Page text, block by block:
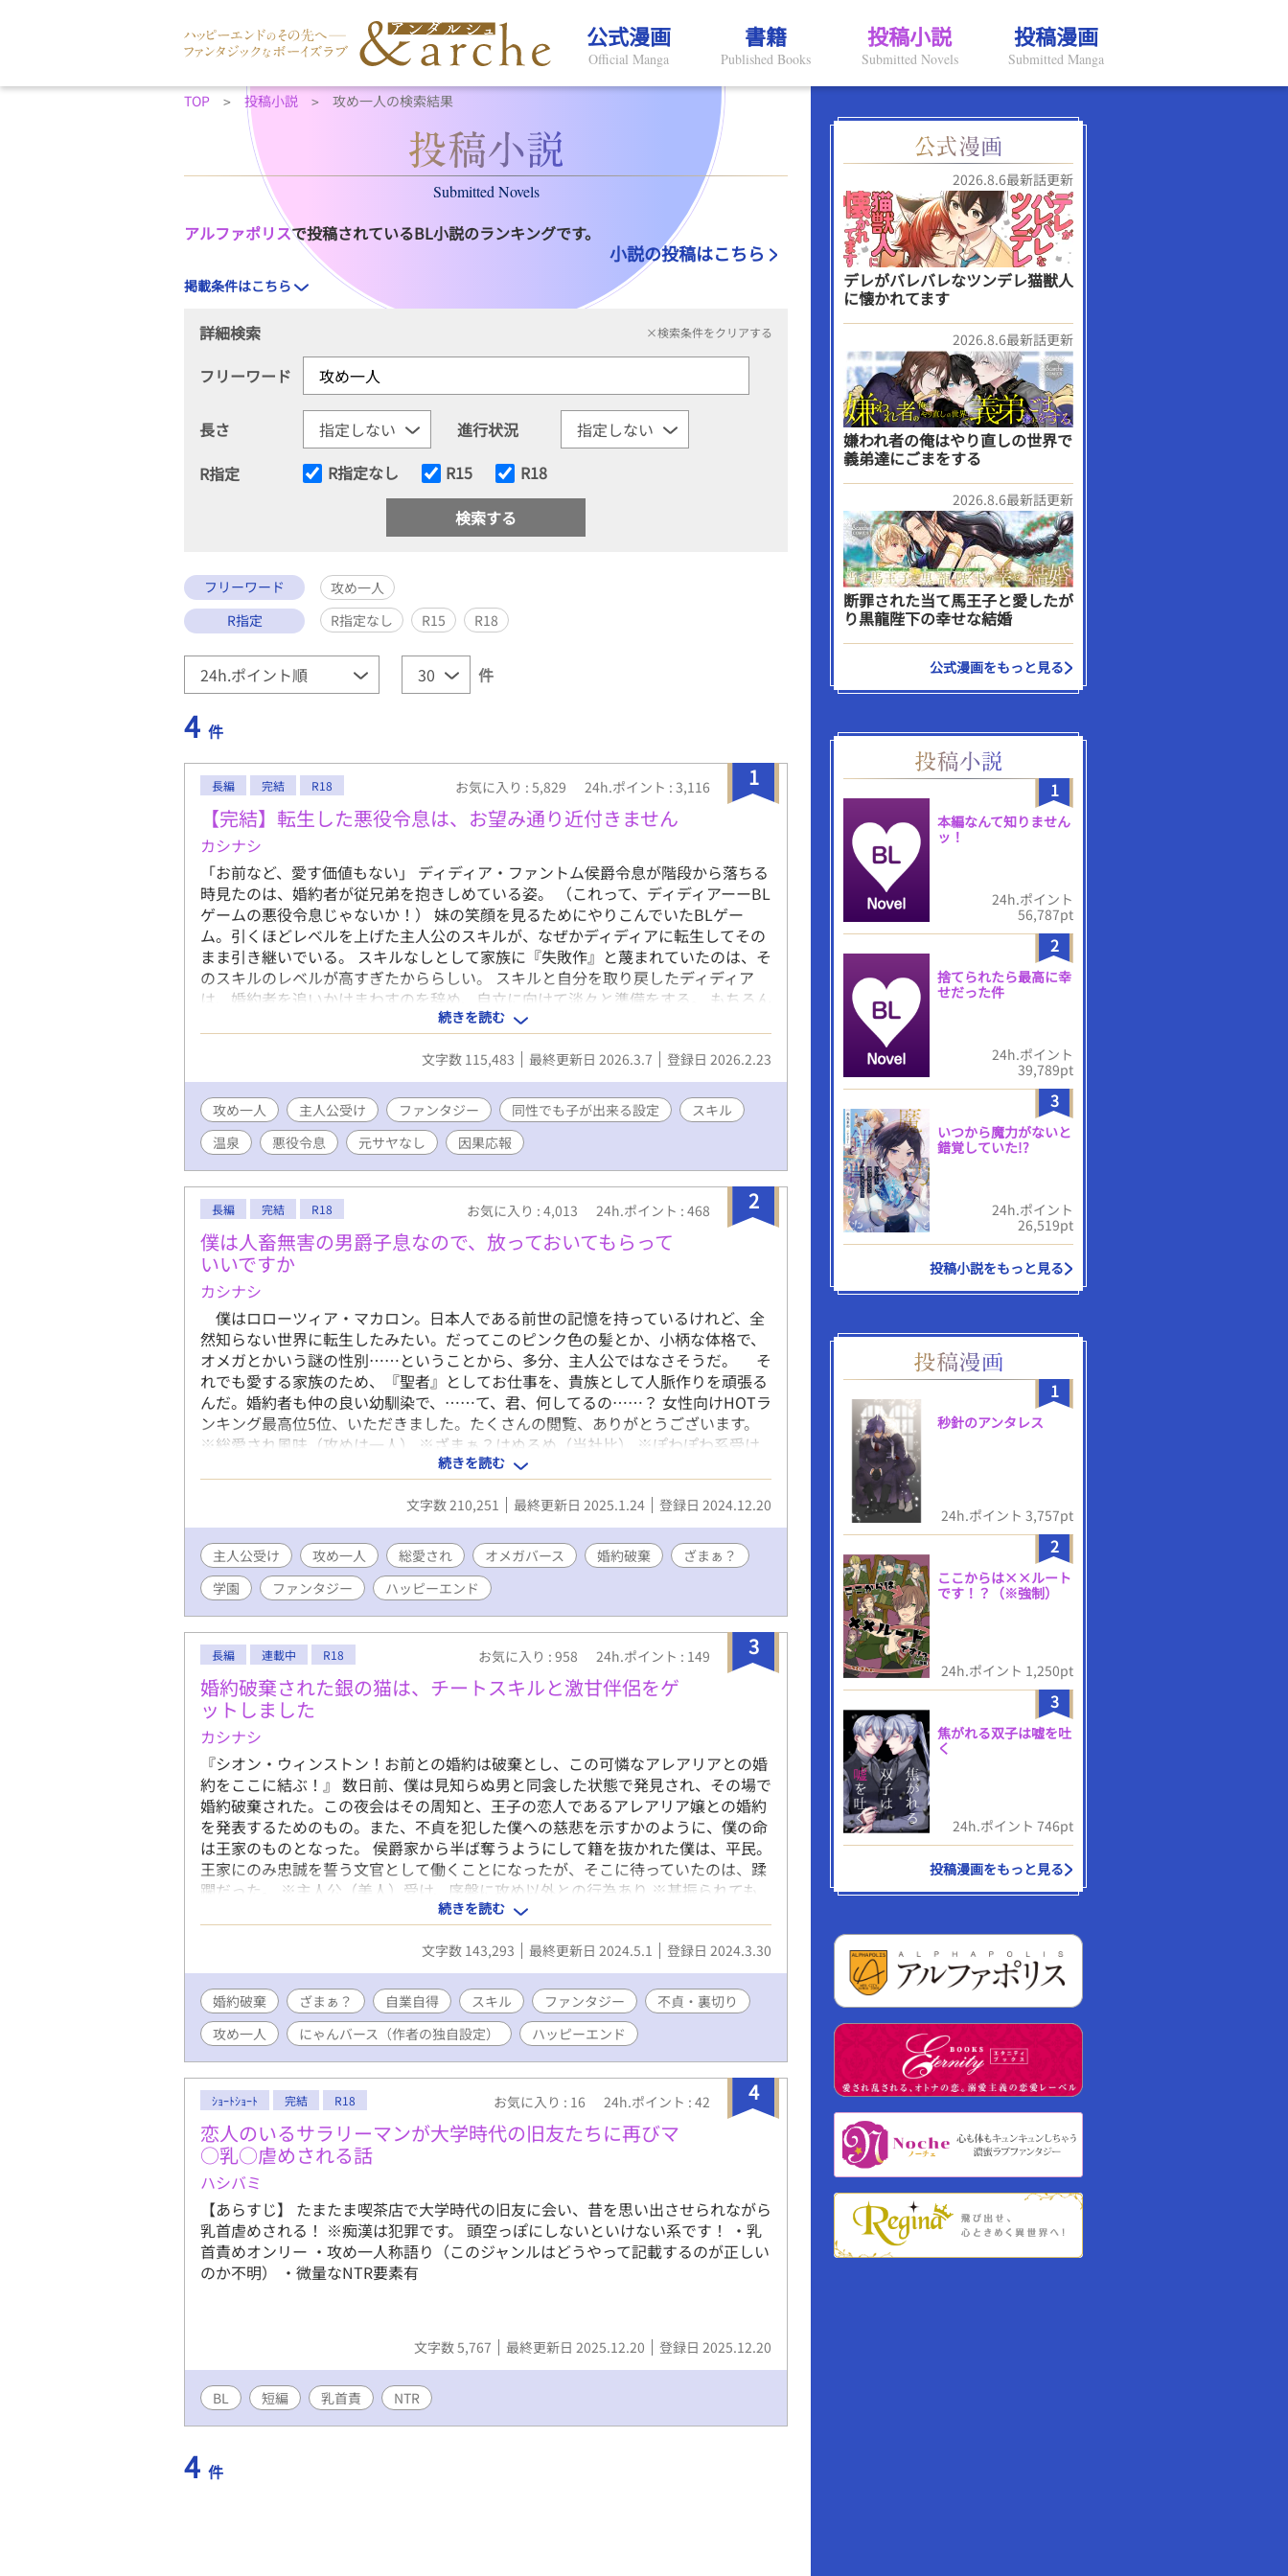
公式漫画
Official Manga
書籍
Published Books
投稿小説
Submitted Novels
投稿漫画
Submitted Manga
TOP 投稿小説 攻め一人の検索結果
Submitted Novels
アルファポリスで投稿されているBL小説のランキングです。
小説の投稿はこちら
掲載条件はこちら
詳細検索 ×検索条件をクリアする
フリーワード
長さ
進行状況
R指定
R指定なし R15 R18
フリーワード
攻め一人
R指定
R指定なし R15 R18
件
4 件
1
長編 完結 R18 お気に入り : 5,829 24h.ポイント : 3,116
【完結】転生した悪役令息は、お望み通り近付きません
カシナシ
「お前など、愛す価値もない」 ディディア・ファントム侯爵令息が階段から落ちる
時見たのは、婚約者が従兄弟を抱きしめている姿。 （これって、ディディアーーBL
ゲームの悪役令息じゃないか！） 妹の笑顔を見るためにやりこんでいたBLゲー
ム。引くほどレベルを上げた主人公のスキルが、なぜかディディアに転生してその
まま引き継いでいる。 スキルなしとして家族に『失敗作』と蔑まれていたのは、そ
のスキルのレベルが高すぎたかららしい。 スキルと自分を取り戻したディディア
は、婚約者を追いかけまわすのを辞め、自立に向けて淡々と準備をする。 もちろん
元婚約者と従兄弟には近付かないので、絡んでこないでいただけます？ 十万文字程
度。 3/7 完結しました！ ※主人公：マイペース美人受け ※女性向けHOTランキン
グ1位、ありがとうございました。完結までの12日間に渡り、ほとんど2〜5位と食
い込めた作品となりました！あああありがとうございます……！｡ﾟ(ﾟ´Д`ﾟ)ﾟ｡ たく
さんの閲覧、イイね、エール、感想は、作者の血肉になります……！(o´ω`o)あり
がとうございます！(●′ω`人′ω`●)
続きを読む
文字数 115,483 最終更新日 2026.3.7 登録日 2026.2.23
攻め一人 主人公受け ファンタジー 同性でも子が出来る設定
スキル
温泉
悪役令息 元サヤなし 因果応報
2
長編 完結 R18 お気に入り : 4,013 24h.ポイント : 468
僕は人畜無害の男爵子息なので、放っておいてもらって
いいですか
カシナシ
僕はロローツィア・マカロン。日本人である前世の記憶を持っているけれど、全
然知らない世界に転生したみたい。だってこのピンク色の髪とか、小柄な体格で、
オメガとかいう謎の性別……ということから、多分、主人公ではなさそうだ。 そ
れでも愛する家族のため、『聖者』としてお仕事を、貴族として人脈作りを頑張る
んだ。婚約者も仲の良い幼馴染で、……て、君、何してるの……？ 女性向けHOTラ
ンキング最高位5位、いただきました。たくさんの閲覧、ありがとうございます。
※総愛され風味（攻めは一人） ※ざまぁ？はぬるめ（当社比） ※ぽわぽわ系受け
※番外編もあります ※オメガバースの設定をお借りしています
続きを読む
文字数 210,251 最終更新日 2025.1.24 登録日 2024.12.20
主人公受け 攻め一人 総愛され オメガバース 婚約破棄
ざまぁ？
学園
ファンタジー ハッピーエンド
3
長編 連載中 R18 お気に入り : 958 24h.ポイント : 149
婚約破棄された銀の猫は、チートスキルと激甘伴侶をゲ
ットしました
カシナシ
『シオン・ウィンストン！お前との婚約は破棄とし、この可憐なアレアリアとの婚
約をここに結ぶ！』 数日前、僕は見知らぬ男と同衾した状態で発見され、その場で
婚約破棄された。この夜会はその周知と、王子の恋人であるアレアリア嬢との婚約
を発表するためのもの。また、不貞を犯した僕への慈悲を示すかのように、僕の命
は王家のものとなった。 侯爵家から半ば奪うようにして籍を抜かれた僕は、平民。
王家にのみ忠誠を誓う文官として働くことになったが、そこに待っていたのは、蹂
躙だった。 ※主人公（美人）受け、序盤に攻め以外との行為あり ※甚振られても
耐える強がる受けや、スキルを覚醒して無双しつつ過去を克服しようとする受けが
見たい方は是非。 ※センシティブな表現を含みます。タグでご自衛頂けると幸いで
続きを読む
文字数 143,293 最終更新日 2024.5.1 登録日 2024.3.30
婚約破棄 ざまぁ？ 自業自得 スキル ファンタジー
不貞・裏切り
攻め一人
にゃんバース（作者の独自設定） ハッピーエンド
4
ｼｮｰﾄｼｮｰﾄ 完結 R18 お気に入り : 16 24h.ポイント : 42
恋人のいるサラリーマンが大学時代の旧友たちに再びマ
○乳○虐めされる話
ハシバミ
【あらすじ】 たまたま喫茶店で大学時代の旧友に会い、昔を思い出させられながら
乳首虐めされる！ ※痴漢は犯罪です。 頭空っぽにしないといけない系です！ ・乳
首責めオンリー ・攻め一人称語り（このジャンルはどうやって記載するのが正しい
のか不明） ・微量なNTR要素有
文字数 5,767 最終更新日 2025.12.20 登録日 2025.12.20
BL 短編 乳首責 NTR
4 件
2026.8.6最新話更新
デレがバレバレなツンデレ猫獣人
に懐かれてます
2026.8.6最新話更新
嫌われ者の俺はやり直しの世界で
義弟達にごまをする
2026.8.6最新話更新
断罪された当て馬王子と愛したが
り黒龍陛下の幸せな結婚
公式漫画をもっと見る
1
本編なんて知りません
ッ！
24h.ポイント
56,787pt
2
捨てられたら最高に幸
せだった件
24h.ポイント
39,789pt
3
いつから魔力がないと
錯覚していた!?
24h.ポイント
26,519pt
投稿小説をもっと見る
1
秒針のアンタレス
24h.ポイント 3,757pt
2
ここからは××ルート
です！？（※強制）
24h.ポイント 1,250pt
3
焦がれる双子は嘘を吐
く
24h.ポイント 746pt
投稿漫画をもっと見る